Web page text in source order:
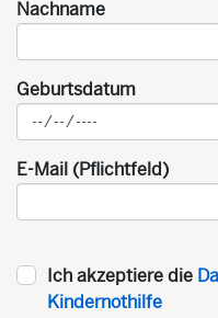
Nachname
Geburtsdatum
E-Mail (Pflichtfeld)
Ich akzeptiere die
Kindernothilfe